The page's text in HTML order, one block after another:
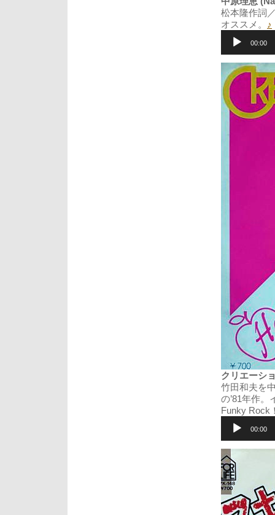
松本隆作詞
オススメ。 ♪
プ
レ
ー
ヤ
ー
00:00
クリエーシ
竹田和夫を
の’81年作
Funky Rock
プ
レ
ー
ヤ
ー
00:00